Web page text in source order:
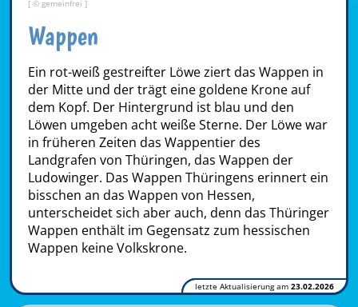
[ © gemeinfrei ]
Wappen
Ein rot-weiß gestreifter Löwe ziert das Wappen in
der Mitte und der trägt eine goldene Krone auf
dem Kopf. Der Hintergrund ist blau und den
Löwen umgeben acht weiße Sterne. Der Löwe war
in früheren Zeiten das Wappentier des
Landgrafen von Thüringen, das Wappen der
Ludowinger. Das Wappen Thüringens erinnert ein
bisschen an das Wappen von Hessen,
unterscheidet sich aber auch, denn das Thüringer
Wappen enthält im Gegensatz zum hessischen
Wappen keine Volkskrone.
letzte Aktualisierung am 23.02.2026